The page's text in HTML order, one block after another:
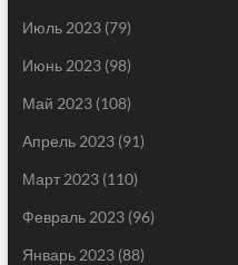
Июль 2023(79)
Июнь 2023(98)
Май 2023(108)
Апрель 2023(91)
Март 2023(110)
Февраль 2023(96)
Январь 2023(88)